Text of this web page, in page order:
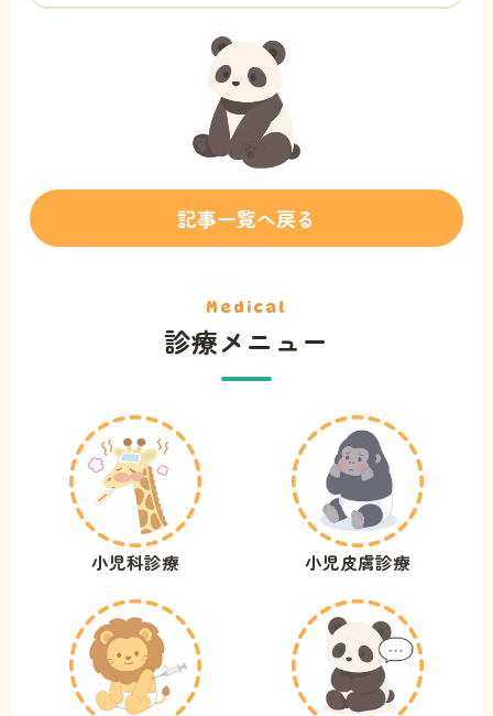
記事一覧へ戻る
Medical
診療メニュー
小児科診療 小児皮膚診療